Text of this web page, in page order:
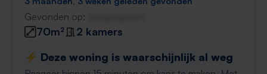
Gevonden op:
70m²
2 kamers
⚡️ Deze woning is waarschijnlijk al weg